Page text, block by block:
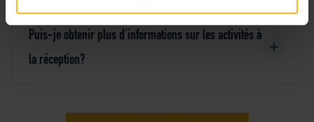
Puis-je obtenir plus d’informations sur les activités à
la réception?